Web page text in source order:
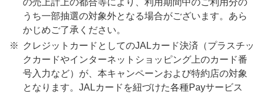
うち一部抽選の対象外となる場合がございます。あら
かじめご了承ください。
クレジットカードとしてのJALカード決済（プラスチッ
クカードやインターネットショッピング上のカード番
号入力など）が、本キャンペーンおよび特約店の対象
となります。JALカードを紐づけた各種Payサービス